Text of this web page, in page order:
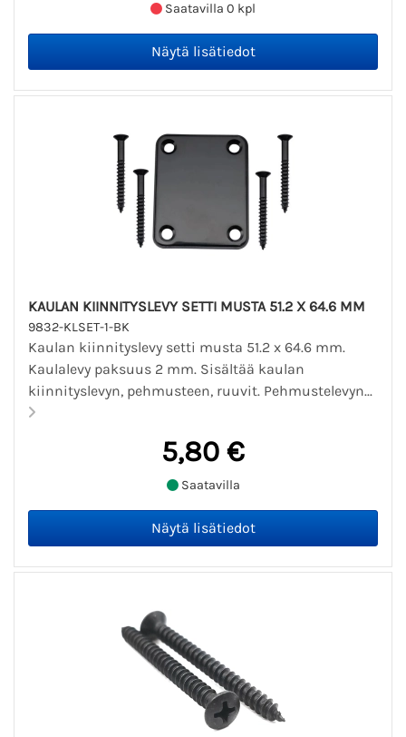
Saatavilla 0 kpl
KAULAN KIINNITYSLEVY SETTI MUSTA 51.2 X 64.6 MM
9832-KLSET-1-BK
Kaulan kiinnityslevy setti musta 51.2 x 64.6 mm.
Kaulalevy paksuus 2 mm. Sisältää kaulan
kiinnityslevyn, pehmusteen, ruuvit. Pehmustelevyn...
5,80 €
Saatavilla